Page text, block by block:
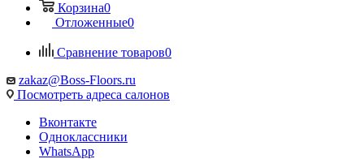
Корзина0
Отложенные0
Сравнение товаров0
zakaz@Boss-Floors.ru
Посмотреть адреса салонов
Вконтакте
Одноклассники
WhatsApp